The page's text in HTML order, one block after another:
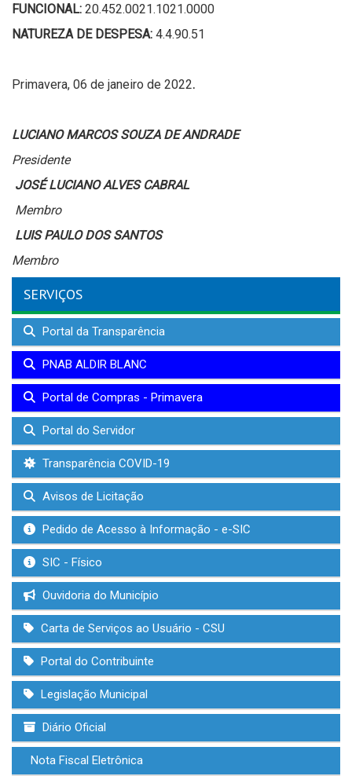
FUNCIONAL: 20.452.0021.1021.0000
NATUREZA DE DESPESA: 4.4.90.51
Primavera, 06 de janeiro de 2022.
LUCIANO MARCOS SOUZA DE ANDRADE
Presidente
JOSÉ LUCIANO ALVES CABRAL
Membro
LUIS PAULO DOS SANTOS
Membro
SERVIÇOS
Portal da Transparência
PNAB ALDIR BLANC
Portal de Compras - Primavera
Portal do Servidor
Transparência COVID-19
Avisos de Licitação
Pedido de Acesso à Informação - e-SIC
SIC - Físico
Ouvidoria do Município
Carta de Serviços ao Usuário - CSU
Portal do Contribuinte
Legislação Municipal
Diário Oficial
Nota Fiscal Eletrônica